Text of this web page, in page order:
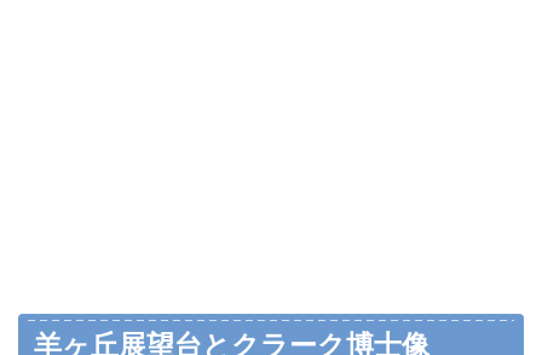
羊ヶ丘展望台とクラーク博士像